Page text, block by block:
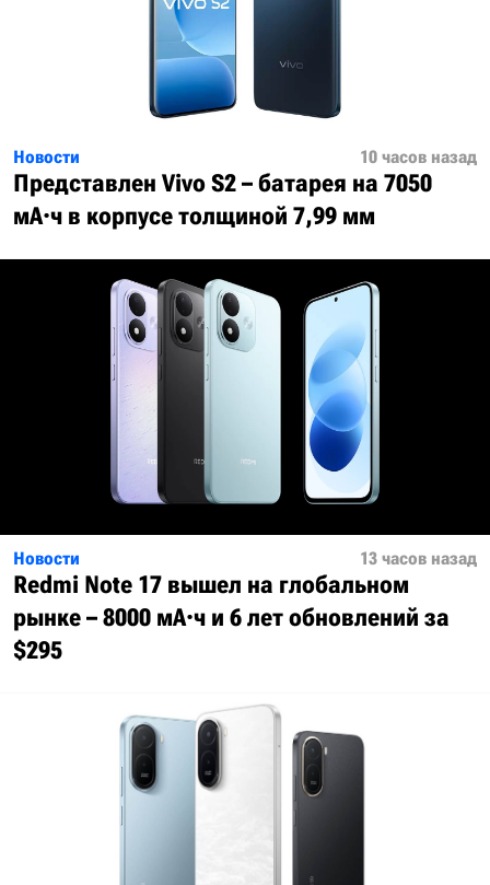
Новости 10 часов назад
Представлен Vivo S2 – батарея на 7050
мА·ч в корпусе толщиной 7,99 мм
Новости 13 часов назад
Redmi Note 17 вышел на глобальном
рынке – 8000 мА·ч и 6 лет обновлений за
$295